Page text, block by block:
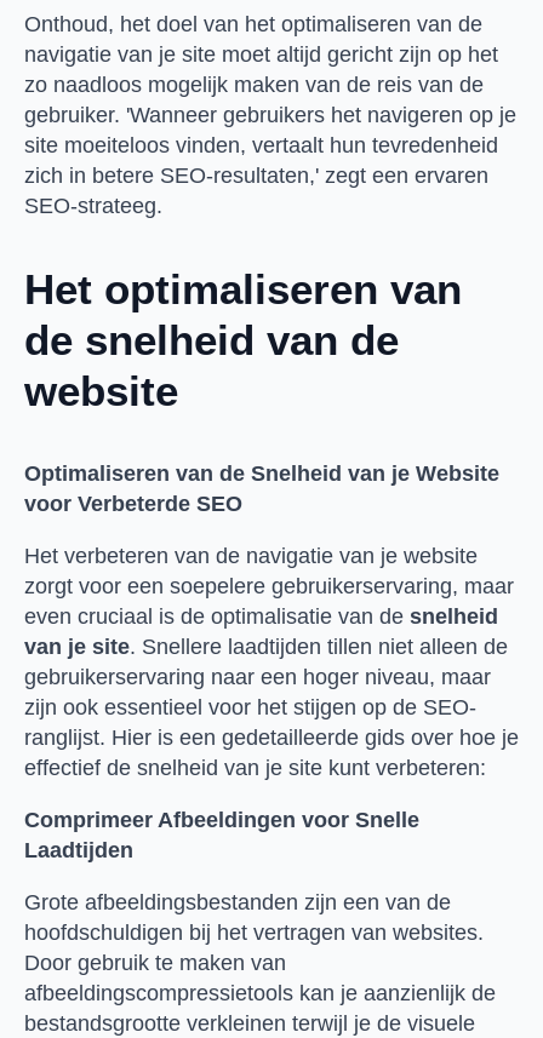
Onthoud, het doel van het optimaliseren van de
navigatie van je site moet altijd gericht zijn op het
zo naadloos mogelijk maken van de reis van de
gebruiker. 'Wanneer gebruikers het navigeren op je
site moeiteloos vinden, vertaalt hun tevredenheid
zich in betere SEO-resultaten,' zegt een ervaren
SEO-strateeg.
Het optimaliseren van
de snelheid van de
website
Optimaliseren van de Snelheid van je Website
voor Verbeterde SEO
Het verbeteren van de navigatie van je website
zorgt voor een soepelere gebruikerservaring, maar
even cruciaal is de optimalisatie van de snelheid
van je site. Snellere laadtijden tillen niet alleen de
gebruikerservaring naar een hoger niveau, maar
zijn ook essentieel voor het stijgen op de SEO-
ranglijst. Hier is een gedetailleerde gids over hoe je
effectief de snelheid van je site kunt verbeteren:
Comprimeer Afbeeldingen voor Snelle
Laadtijden
Grote afbeeldingsbestanden zijn een van de
hoofdschuldigen bij het vertragen van websites.
Door gebruik te maken van
afbeeldingscompressietools kan je aanzienlijk de
bestandsgrootte verkleinen terwijl je de visuele